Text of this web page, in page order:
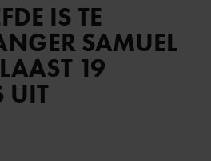
IS TE
SAMUEL
19
UIT